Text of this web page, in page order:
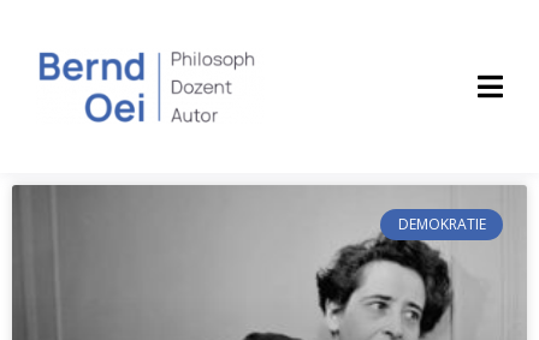
DEMOKRATIE